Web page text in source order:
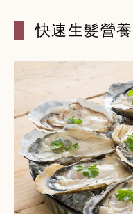
快速生髮營